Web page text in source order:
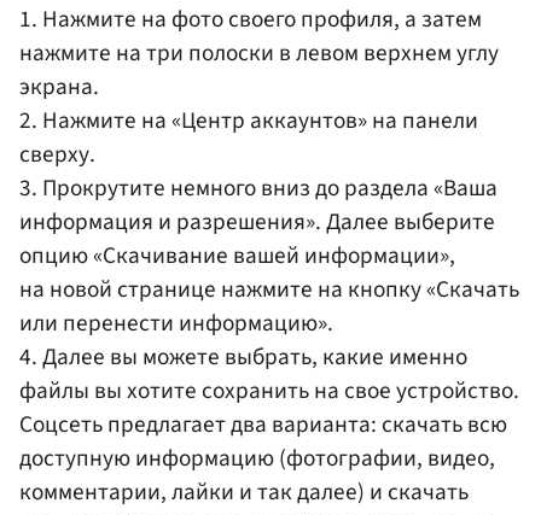
1. Нажмите на фото своего профиля, а затем
нажмите на три полоски в левом верхнем углу
экрана.
2. Нажмите на «Центр аккаунтов» на панели
сверху.
3. Прокрутите немного вниз до раздела «Ваша
информация и разрешения». Далее выберите
опцию «Скачивание вашей информации»,
на новой странице нажмите на кнопку «Скачать
или перенести информацию».
4. Далее вы можете выбрать, какие именно
файлы вы хотите сохранить на свое устройство.
Соцсеть предлагает два варианта: скачать всю
доступную информацию (фотографии, видео,
комментарии, лайки и так далее) и скачать